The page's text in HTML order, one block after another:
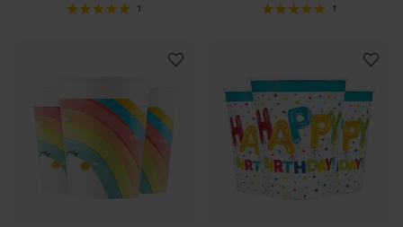
1 1